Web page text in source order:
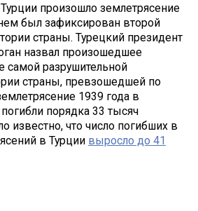
произошло землетрясение
был зафиксирован второй
страны. Турецкий президент
назвал произошедшее
самой разрушительной
страны, превзошедшей по
1939 года в
порядка 33 тысяч
известно, что число погибших в
в Турции выросло до 41